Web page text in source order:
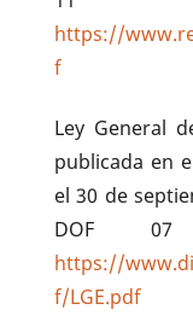
https://
f
Ley General
publicada en
el 30 de
DOF
https://
f/LGE.pdf